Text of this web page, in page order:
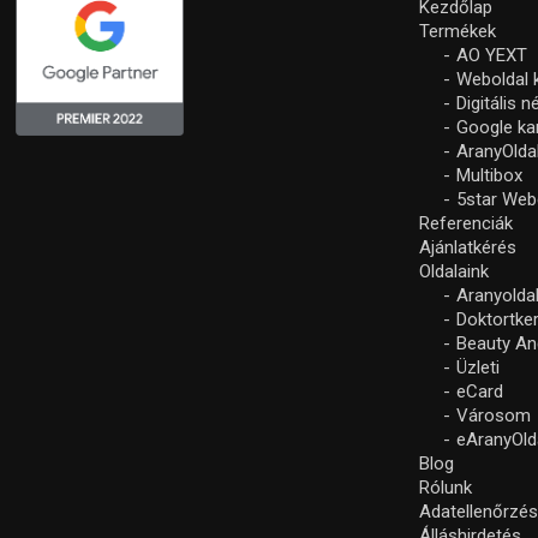
Kezdőlap
Termékek
AO YEXT
Weboldal
Digitális
Google
Multibox
5star
Referenciák
Ajánlatkérés
Oldalaink
Beauty
Üzleti
eCard
Városom
Blog
Rólunk
Adatellenőrzés